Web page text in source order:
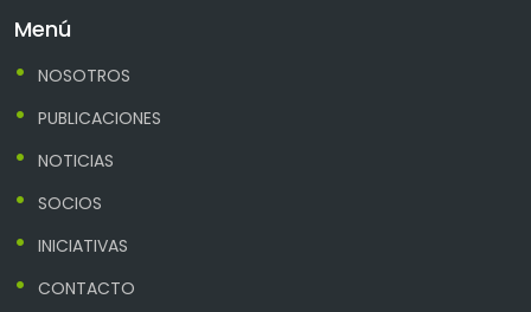
Menú
NOSOTROS
PUBLICACIONES
NOTICIAS
SOCIOS
INICIATIVAS
CONTACTO